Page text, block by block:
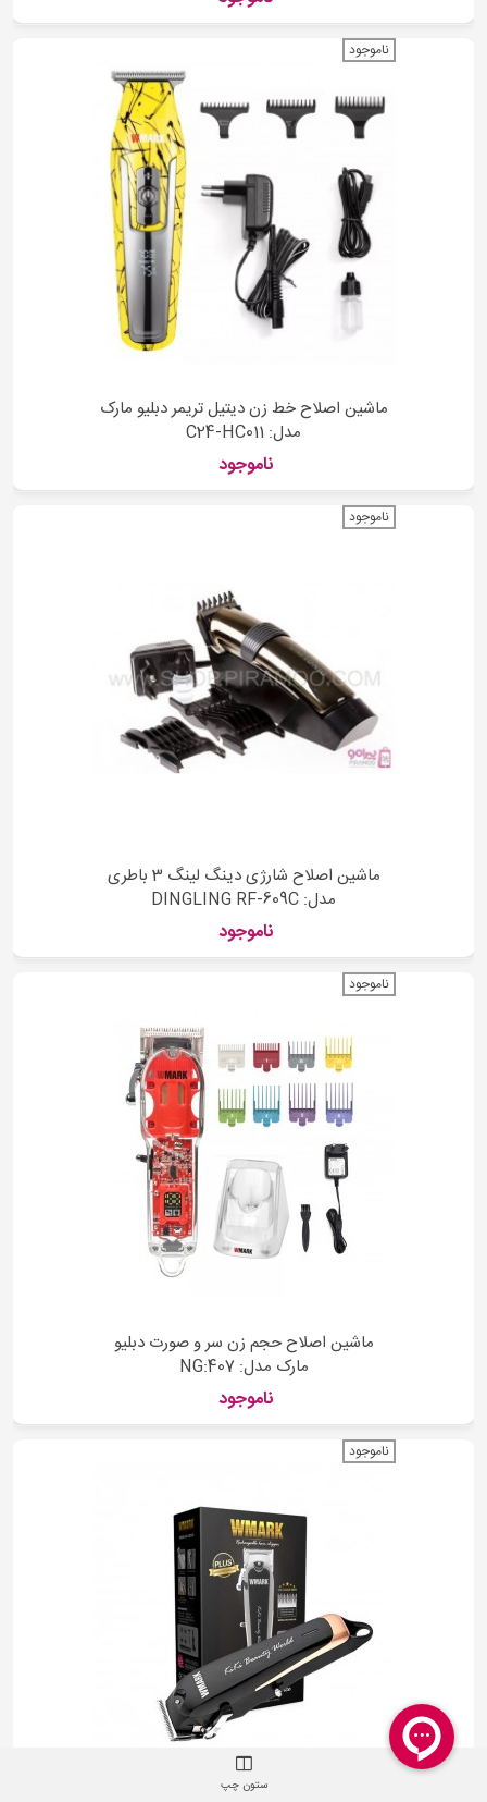
ناموجود
ماشین اصلاح خط زن دیتیل تریمر دبلیو مارک
مدل: C24-HC011
ناموجود
ناموجود
ماشین اصلاح شارژی دینگ لینگ 3 باطری
مدل: DINGLING RF-609C
ناموجود
ناموجود
ماشین اصلاح حجم زن سر و صورت دبلیو
مارک مدل: NG:407
ناموجود
ناموجود
ستون چپ